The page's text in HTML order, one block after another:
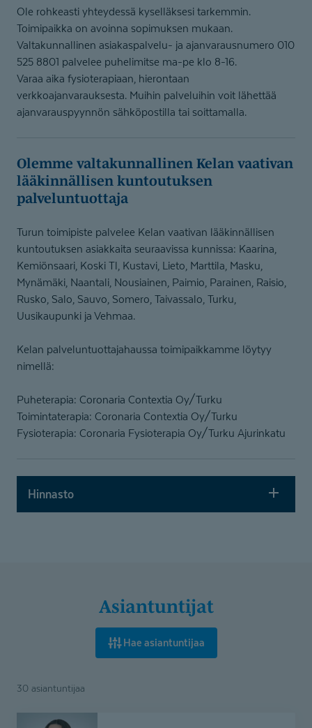
Ole rohkeasti yhteydessä kyselläksesi tarkemmin.
Toimipaikka on avoinna sopimuksen mukaan.
Valtakunnallinen asiakaspalvelu- ja ajanvarausnumero 010
525 8801 palvelee puhelimitse ma-pe klo 8-16.
Varaa aika fysioterapiaan, hierontaan
verkkoajanvarauksesta. Muihin palveluihin voit lähettää
ajanvarauspyynnön sähköpostilla tai soittamalla.
Olemme valtakunnallinen Kelan vaativan
lääkinnällisen kuntoutuksen
palveluntuottaja
Turun toimipiste palvelee Kelan vaativan lääkinnällisen
kuntoutuksen asiakkaita seuraavissa kunnissa: Kaarina,
Kemiönsaari, Koski Tl, Kustavi, Lieto, Marttila, Masku,
Mynämäki, Naantali, Nousiainen, Paimio, Parainen, Raisio,
Rusko, Salo, Sauvo, Somero, Taivassalo, Turku,
Uusikaupunki ja Vehmaa.
Kelan palveluntuottajahaussa toimipaikkamme löytyy
nimellä:
Puheterapia: Coronaria Contextia Oy/Turku
Toimintaterapia: Coronaria Contextia Oy/Turku
Fysioterapia: Coronaria Fysioterapia Oy/Turku Ajurinkatu
Hinnasto
Asiantuntijat
Hae asiantuntijaa
30 asiantuntijaa